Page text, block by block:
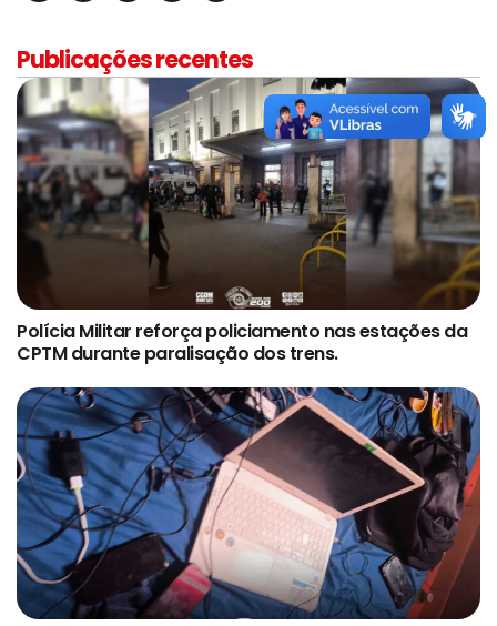
Publicações recentes
Polícia Militar reforça policiamento nas estações da
CPTM durante paralisação dos trens.